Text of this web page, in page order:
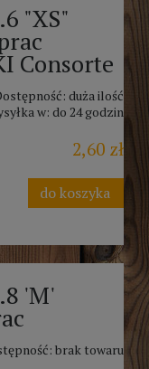
"XS"
Consorte
duża ilość
w: do 24 godzin
2,60 zł
do koszyka
'M'
brak towaru